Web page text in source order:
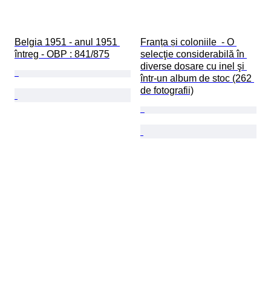
Belgia 1951 - anul 1951
întreg - OBP : 841/875
Franța și coloniile  - O
selecţie considerabilă în
diverse dosare cu inel şi
într-un album de stoc (262
de fotografii)